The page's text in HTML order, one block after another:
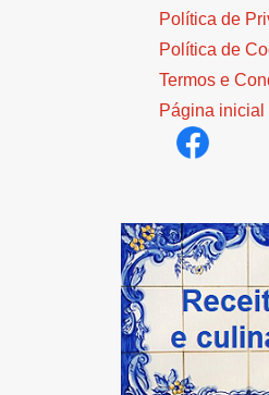
Política de
Política de
Termos e
Página inicial